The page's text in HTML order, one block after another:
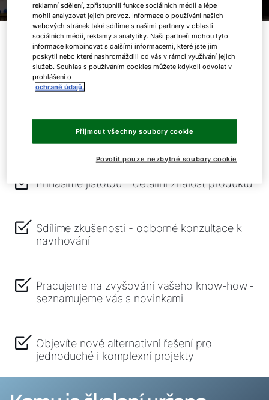
Co u nás získáte?
Seznámíte se s našimi produkty - získáváte
materiály, praktické informace, odkazy
Přinášíme jistotou - detailní znalost produktů
Sdílíme zkušenosti - odborné konzultace k
navrhování
Pracujeme na zvyšování vašeho know-how -
seznamujeme vás s novinkami
Objevíte nové alternativní řešení pro
jednoduché i komplexní projekty
Jak vám můžeme pomoct?
Servis
reklamní sdělení, zpřístupnili funkce sociálních médií a lépe
mohli analyzovat jejich provoz. Informace o používání našich
webových stránek také sdílíme s našimi partnery v oblasti
sociálních médií, reklamy a analytiky. Naši partneři mohou tyto
informace kombinovat s dalšími informacemi, které jste jim
poskytli nebo které nashromáždili od vás v rámci využívání jejich
služeb. Souhlas s používáním cookies můžete kdykoli odvolat v
prohlášení o
ochraně údajů.
Povolit pouze nezbytné soubory cookie
Přijmout všechny soubory cookie